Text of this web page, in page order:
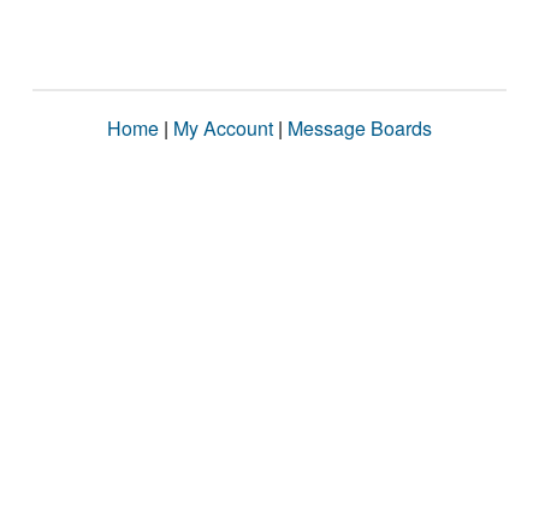
Home | My Account | Message Boards